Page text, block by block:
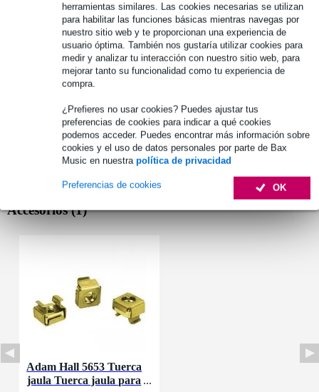
herramientas similares. Las cookies necesarias se utilizan
para habilitar las funciones básicas mientras navegas por
nuestro sitio web y te proporcionan una experiencia de
usuario óptima. También nos gustaría utilizar cookies para
medir y analizar tu interacción con nuestro sitio web, para
mejorar tanto su funcionalidad como tu experiencia de
compra.
¿Prefieres no usar cookies? Puedes ajustar tus
preferencias de cookies para indicar a qué cookies
podemos acceder. Puedes encontrar más información sobre
cookies y el uso de datos personales por parte de Bax
Music en nuestra política de privacidad
OK
Preferencias de cookies
Véase también (12)
Accesorios (1)
Adam Hall 5653 Tuerca
jaula Tuerca jaula para